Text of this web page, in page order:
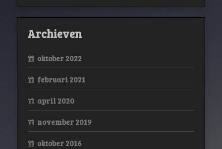
Archieven
oktober 2022
februari 2021
april 2020
november 2019
oktober 2016